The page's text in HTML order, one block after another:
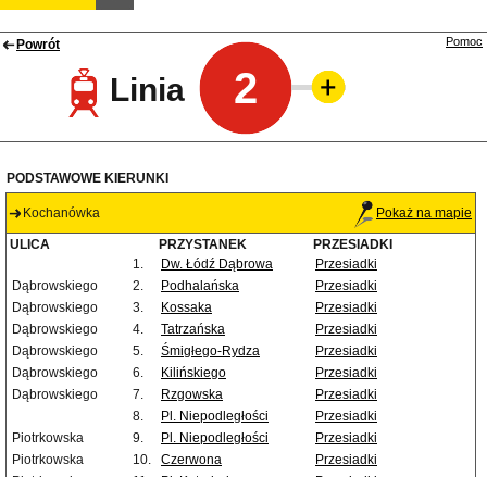
Powrót
Linia 2
Pomoc
PODSTAWOWE KIERUNKI
Kochanówka Pokaż na mapie
ULICA PRZYSTANEK
PRZESIADKI
1.
Dw. Łódź Dąbrowa
Przesiadki
Dąbrowskiego
2. Podhalańska
Przesiadki
Dąbrowskiego
3. Kossaka
Przesiadki
Dąbrowskiego
4. Tatrzańska
Przesiadki
Dąbrowskiego
5. Śmigłego-Rydza
Przesiadki
Dąbrowskiego
6. Kilińskiego
Przesiadki
Dąbrowskiego
7. Rzgowska
Przesiadki
8.
Pl. Niepodległości
Przesiadki
Piotrkowska
9. Pl. Niepodległości
Przesiadki
Piotrkowska
10. Czerwona
Przesiadki